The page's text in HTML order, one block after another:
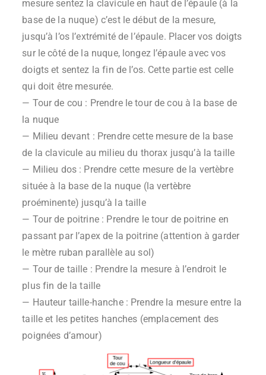
mesure sentez la clavicule en haut de l’épaule (à la
base de la nuque) c’est le début de la mesure,
jusqu’à l’os l’extrémité de l’épaule. Placer vos doigts
sur le côté de la nuque, longez l’épaule avec vos
doigts et sentez la fin de l’os. Cette partie est celle
qui doit être mesurée.
— Tour de cou : Prendre le tour de cou à la base de
la nuque
— Milieu devant : Prendre cette mesure de la base
de la clavicule au milieu du thorax jusqu’à la taille
— Milieu dos : Prendre cette mesure de la vertèbre
située à la base de la nuque (la vertèbre
proéminente) jusqu’à la taille
— Tour de poitrine : Prendre le tour de poitrine en
passant par l’apex de la poitrine (attention à garder
le mètre ruban parallèle au sol)
— Tour de taille : Prendre la mesure à l’endroit le
plus fin de la taille
— Hauteur taille-hanche : Prendre la mesure entre la
taille et les petites hanches (emplacement des
poignées d’amour)